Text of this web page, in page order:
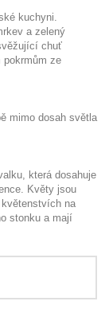
kuchyni.
a zelený
chuť
pokrmům ze
mimo dosah světla
která dosahuje
Květy jsou
na
stonku a mají